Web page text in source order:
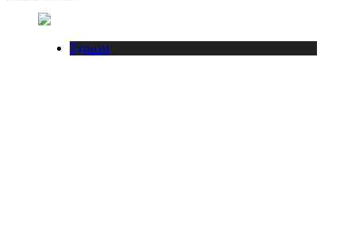
Туризм